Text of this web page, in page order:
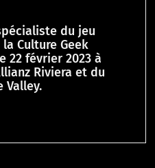
du jeu
Culture Geek
22 février 2023 à
Riviera et du
Valley.